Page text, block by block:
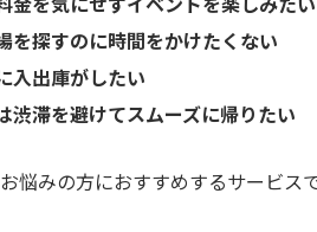
を探すのに時間をかけたくない
入出庫がしたい
渋滞を避けてスムーズに帰りたい
悩みの方におすすめするサービスで